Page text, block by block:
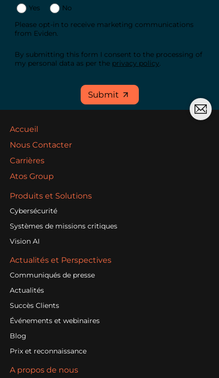
Yes
No
Please opt-in to receive marketing communications
from Eviden.
By submitting this form I consent to the processing of
my personal data as per the privacy policy.
Submit
Accueil
Nous Contacter
Carrières
Atos Group
Produits et Solutions
Cybersécurité
Systèmes de missions critiques
Vision AI
Actualités et Perspectives
Communiqués de presse
Actualités
Succès Clients
Événements et webinaires
Blog
Prix et reconnaissance
A propos de nous